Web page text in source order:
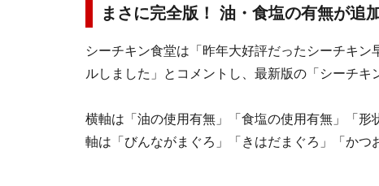
まさに完全版！ 油・食塩の有無が追
シーチキン食堂は「昨年大好評だったシーチキ
ルしました」とコメントし、最新版の「シーチキ
横軸は「油の使用有無」「食塩の使用有無」「
軸は「びんながまぐろ」「きはだまぐろ」「かつ